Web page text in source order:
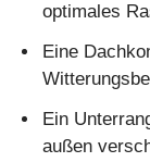
optimales
Eine
Ein
außen